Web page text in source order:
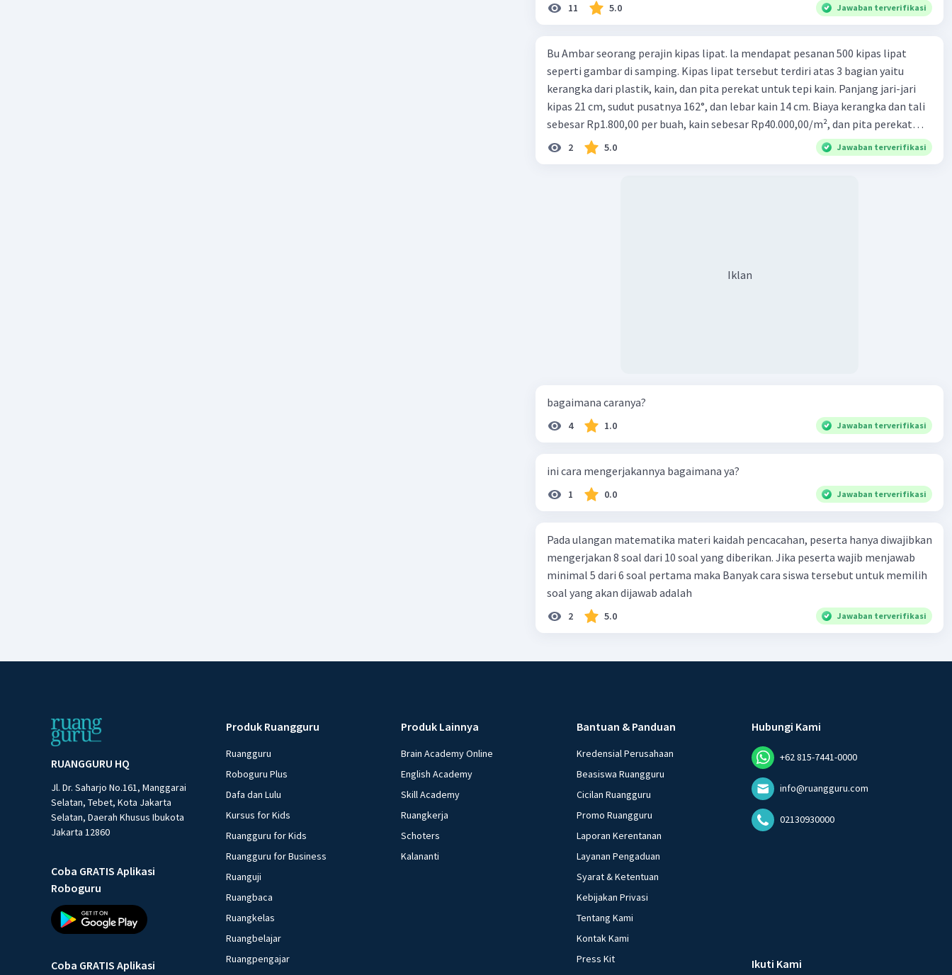
11 5.0 Jawaban terverifikasi
Bu Ambar seorang perajin kipas lipat. la mendapat pesanan 500 kipas lipat
seperti gambar di samping. Kipas lipat tersebut terdiri atas 3 bagian yaitu
kerangka dari plastik, kain, dan pita perekat untuk tepi kain. Panjang jari-jari
kipas 21 cm, sudut pusatnya 162°, dan lebar kain 14 cm. Biaya kerangka dan tali
sebesar Rp1.800,00 per buah, kain sebesar Rp40.000,00/m², dan pita perekat
Rp350,00/m. Kipas tersebut dijual dengan harga Rp6.500,00 per buah. Tentukan
total keuntungan yang diperoleh Bu Ambar.
2 5.0 Jawaban terverifikasi
Iklan
bagaimana caranya?
4 1.0 Jawaban terverifikasi
ini cara mengerjakannya bagaimana ya?
1 0.0 Jawaban terverifikasi
Pada ulangan matematika materi kaidah pencacahan, peserta hanya diwajibkan
mengerjakan 8 soal dari 10 soal yang diberikan. Jika peserta wajib menjawab
minimal 5 dari 6 soal pertama maka Banyak cara siswa tersebut untuk memilih
soal yang akan dijawab adalah
2 5.0 Jawaban terverifikasi
RUANGGURU HQ
Jl. Dr. Saharjo No.161, Manggarai
Selatan, Tebet, Kota Jakarta
Selatan, Daerah Khusus Ibukota
Jakarta 12860
Coba GRATIS Aplikasi
Roboguru
Coba GRATIS Aplikasi
Produk Ruangguru
Ruangguru
Roboguru Plus
Dafa dan Lulu
Kursus for Kids
Ruangguru for Kids
Ruangguru for Business
Ruanguji
Ruangbaca
Ruangkelas
Ruangbelajar
Ruangpengajar
Produk Lainnya
Brain Academy Online
English Academy
Skill Academy
Ruangkerja
Schoters
Kalananti
Bantuan & Panduan
Kredensial Perusahaan
Beasiswa Ruangguru
Cicilan Ruangguru
Promo Ruangguru
Laporan Kerentanan
Layanan Pengaduan
Syarat & Ketentuan
Kebijakan Privasi
Tentang Kami
Kontak Kami
Press Kit
Hubungi Kami
+62 815-7441-0000
info@ruangguru.com
02130930000
Ikuti Kami